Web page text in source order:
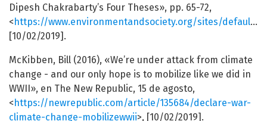
Dipesh Chakrabarty’s Four Theses», pp. 65-72,
<https://www.environmentandsociety.org/sites/default/files/2016_2_mcafee.pdf
[10/02/2019].
McKibben, Bill (2016), «We’re under attack from climate
change - and our only hope is to mobilize like we did in
WWII», en The New Republic, 15 de agosto,
<https://newrepublic.com/article/135684/declare-war-
climate-change-mobilizewwii>, [10/02/2019].